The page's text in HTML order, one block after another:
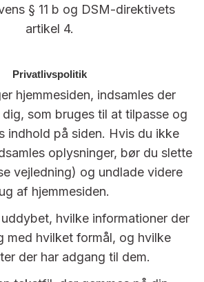
§ 11 b og DSM-direktivets
artikel 4.
Privatlivspolitik
hjemmesiden, indsamles der
som bruges til at tilpasse og
indhold på siden. Hvis du ikke
oplysninger, bør du slette
vejledning) og undlade videre
af hjemmesiden.
hvilke informationer der
med hvilket formål, og hvilke
der har adgang til dem.